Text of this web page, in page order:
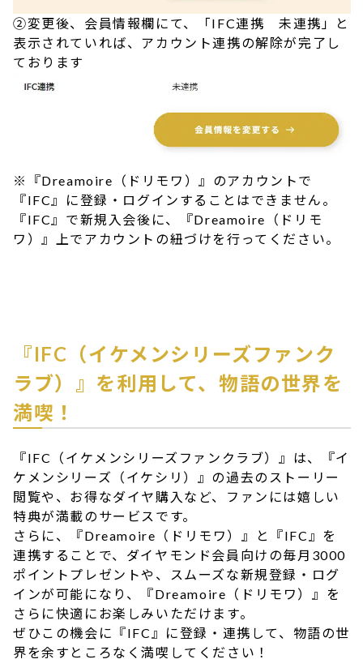
②変更後、会員情報欄にて、「IFC連携 未連携」と
表示されていれば、アカウント連携の解除が完了し
ております
※『Dreamoire（ドリモワ）』のアカウントで
『IFC』に登録・ログインすることはできません。
『IFC』で新規入会後に、『Dreamoire（ドリモ
ワ）』上でアカウントの紐づけを行ってください。
『IFC（イケメンシリーズファンク
ラブ）』を利用して、物語の世界を
満喫！
『IFC（イケメンシリーズファンクラブ）』は、『イ
ケメンシリーズ（イケシリ）』の過去のストーリー
閲覧や、お得なダイヤ購入など、ファンには嬉しい
特典が満載のサービスです。
さらに、『Dreamoire（ドリモワ）』と『IFC』を
連携することで、ダイヤモンド会員向けの毎月3000
ポイントプレゼントや、スムーズな新規登録・ログ
インが可能になり、『Dreamoire（ドリモワ）』を
さらに快適にお楽しみいただけます。
ぜひこの機会に『IFC』に登録・連携して、物語の世
界を余すところなく満喫してください！